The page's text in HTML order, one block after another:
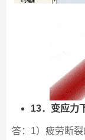
13．变应力
答：1）疲劳断